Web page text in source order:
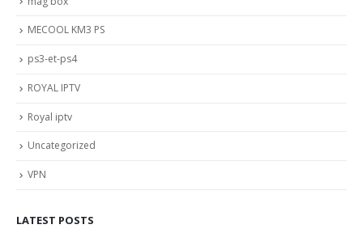
MECOOL KM3 PS
ps3-et-ps4
ROYAL IPTV
Royal iptv
Uncategorized
VPN
LATEST POSTS